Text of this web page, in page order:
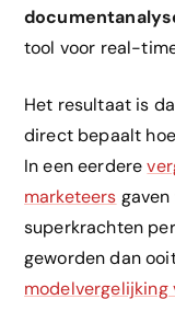
tool voor real-
Het resultaat is
direct bepaalt
In een eerdere
marketeers
superkrachten
geworden dan
modelvergelijking